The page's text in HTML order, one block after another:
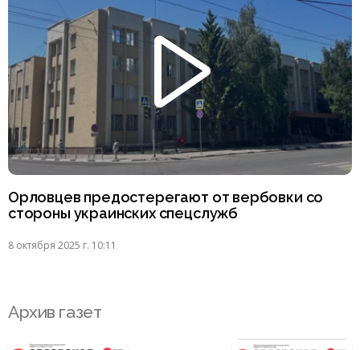
Орловцев предостерегают от вербовки со
стороны украинских спецслужб
8 октября 2025 г. 10:11
Архив газет